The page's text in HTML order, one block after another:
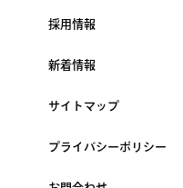
採用情報
新着情報
サイトマップ
プライバシーポリシー